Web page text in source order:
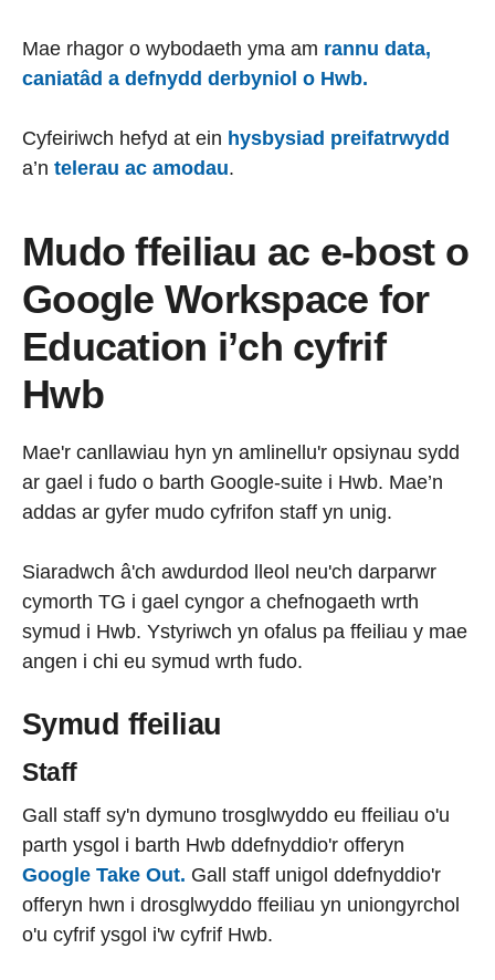
Mae rhagor o wybodaeth yma am rannu data,
caniatâd a defnydd derbyniol o Hwb.
Cyfeiriwch hefyd at ein hysbysiad preifatrwydd
a’n telerau ac amodau.
Mudo ffeiliau ac e-bost o
Google Workspace for
Education i’ch cyfrif
Hwb
Mae'r canllawiau hyn yn amlinellu'r opsiynau sydd
ar gael i fudo o barth Google-suite i Hwb. Mae’n
addas ar gyfer mudo cyfrifon staff yn unig.
Siaradwch â'ch awdurdod lleol neu'ch darparwr
cymorth TG i gael cyngor a chefnogaeth wrth
symud i Hwb. Ystyriwch yn ofalus pa ffeiliau y mae
angen i chi eu symud wrth fudo.
Symud ffeiliau
Staff
Gall staff sy'n dymuno trosglwyddo eu ffeiliau o'u
parth ysgol i barth Hwb ddefnyddio'r offeryn
Google Take Out. Gall staff unigol ddefnyddio'r
offeryn hwn i drosglwyddo ffeiliau yn uniongyrchol
o'u cyfrif ysgol i'w cyfrif Hwb.